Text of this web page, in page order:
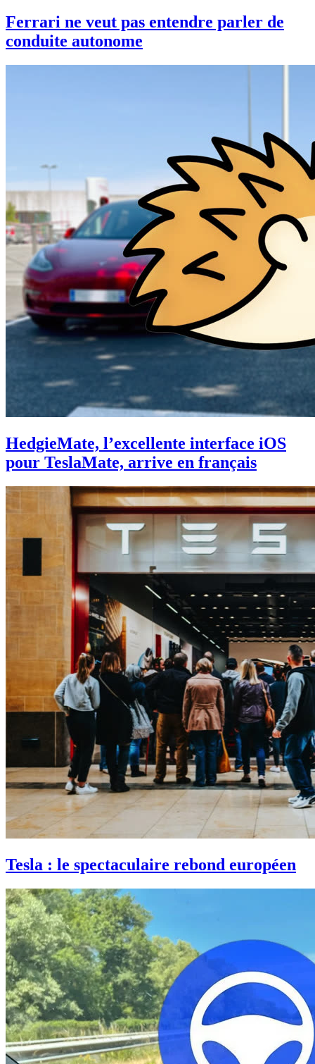
Ferrari ne veut pas entendre parler de
conduite autonome
HedgieMate, l’excellente interface iOS
pour TeslaMate, arrive en français
Tesla : le spectaculaire rebond européen